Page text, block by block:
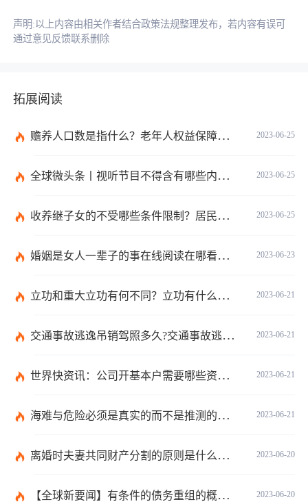
声明:以上内容由相关作者结合政策法规整理发布，若内容有误可
通过意见反馈联系删除
拓展阅读
2023-06-25
赡养人口数是指什么？老年人权益保障法第十四条的内容是什么？
2023-06-25
全球微头条丨视听节目不得含有哪些内容？网络视听监管新规的内容是什么？
2023-06-25
收养继子女的不受哪些条件限制？居民收养登记不受限制的情形有哪些？_热议
2023-06-23
婚姻是女人一辈子的事在线阅读在哪看？婚姻是女人一辈子的事讲的什么？|环球今日报
2023-06-21
立功和重大立功有何不同？立功有什么好处？
2023-06-21
交通事故逃逸吊销驾照多久?交通事故逃逸的认定标准是什么?-世界独家
2023-06-21
世界快资讯：公司开基本户需要哪些资料？开基本户的程序是什么？
2023-06-21
海难与危险必须是真实的而不是推测的吗？
2023-06-20
离婚时夫妻共同财产分割的原则是什么？离婚的共同财产怎么分割？
2023-06-20
【全球新要闻】有条件的债务重组的概念是什么？债务重新安排如何进行？